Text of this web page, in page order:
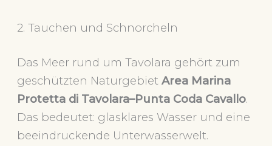
2. Tauchen und Schnorcheln
Das Meer rund um Tavolara gehört zum
geschützten NaturgebietArea Marina
Protetta di Tavolara–Punta Coda Cavallo.
Das bedeutet: glasklares Wasser und eine
beeindruckende Unterwasserwelt.